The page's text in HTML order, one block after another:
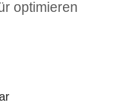
optimieren